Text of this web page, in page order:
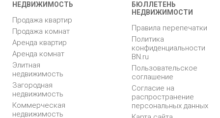
НЕДВИЖИМОСТЬ
Продажа квартир
Продажа комнат
Аренда квартир
Аренда комнат
Элитная
недвижимость
Загородная
недвижимость
Коммерческая
недвижимость
БЮЛЛЕТЕНЬ
НЕДВИЖИМОСТИ
Правила перепечатки
Политика
конфиденциальности
BN.ru
Пользовательское
соглашение
Согласие на
распространение
персональных данных